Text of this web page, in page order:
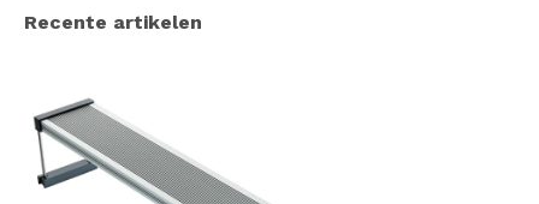
Recente artikelen